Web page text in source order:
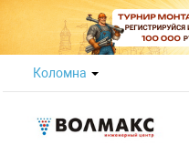
Коломна